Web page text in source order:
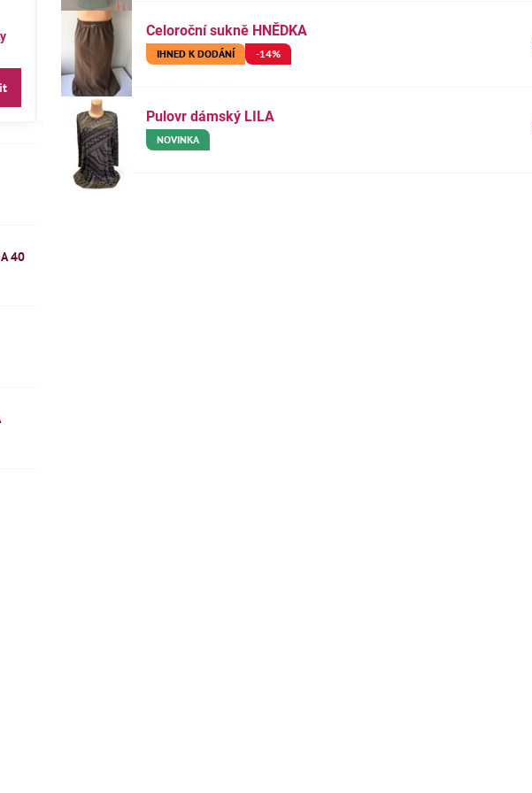
Celoroční sukně HNĚDKA
IHNED K DODÁNÍ -14%
Pulovr dámský LILA
NOVINKA
pyžamo 122
Kč
Bavlněné pyžamové
kalhoty98,104,110,116,122
40